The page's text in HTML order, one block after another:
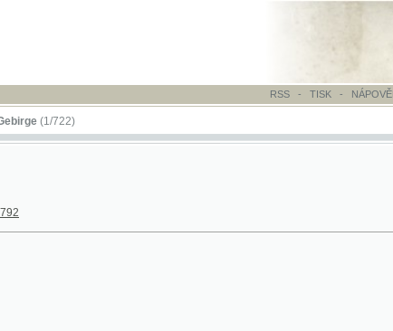
RSS - TISK-NÁPOVĚDA - ODKAZY -